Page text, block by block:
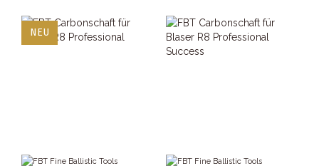
NEU